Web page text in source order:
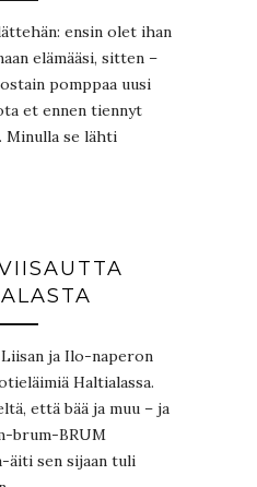
ensin olet ihan
elämääsi, sitten –
pomppaa uusi
et ennen tiennyt
Minulla se lähti
ja Ilo-naperon
Haltialassa.
että bää ja muu – ja
brum-BRUM
äiti sen sijaan tuli